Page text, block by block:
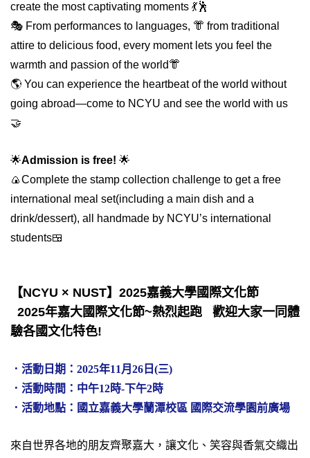
create the most captivating moments 💃🕺
🎭 From performances to languages, 👘 from traditional
attire to delicious food, every moment lets you feel the
warmth and passion of the world👘
🌎 You can experience the heartbeat of the world without
going abroad—come to NCYU and see the world with us
🤝
🌟Admission is free! 🌟
🍙Complete the stamp collection challenge to get a free
international meal set(including a main dish and a
drink/dessert), a ll handmade by NCYU’s international
students🍱
【NCYU × NUST】2025嘉義大學國際文化節
2025年嘉大國際文化節~熱烈起跑 歡迎大家一同體
驗各國文化特色!
． 活動日期：2025年11月26日(三)
． 活動時間：中午12時-下午2時
． 活動地點：國立嘉義大學蘭潭校區 國際交流學園前廣場
來自世界各地的朋友齊聚嘉大，讓文化、笑容與香氣交織出